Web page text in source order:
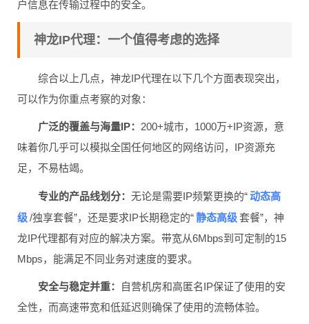
户信息在传输过程中的安全。
神龙IP代理：一个值得考虑的选择
综合以上几点，神龙IP代理在以下几个方面表现突出，
可以作为你重点考察的对象：
广泛的覆盖与海量IP： 200+城市，1000万+IP资源，意
味着你几乎可以模拟全国任何地区的网络访问，IP资源充
足，不易枯竭。
专业的产品线划分： 无论是需要IP频繁更换的“动态高
级/独享套餐”，还是要求IP长期稳定的“静态高级 套餐”，神
龙IP代理都有对应的解决方案。带宽从6Mbps到可定制的15
Mbps，能满足不同业务对速度的要求。
安全与稳定并重：
自营机房和高匿名IP保证了使用的安
全性，而高速带宽和低延迟则确保了使用的流畅体验。